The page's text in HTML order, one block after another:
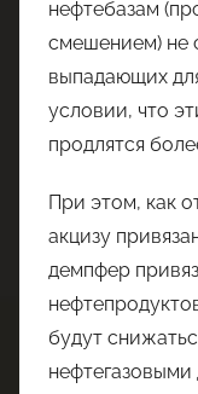
нефтебазам
смешением) не
выпадающих
условии, что
продлятся
При этом, как
акцизу
демпфер
будут